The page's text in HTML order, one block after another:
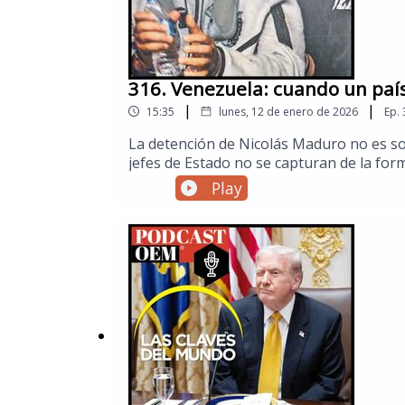
316. Venezuela: cuando un
15:35 | lunes, 12 de enero de 2026 | Ep.
La detención de Nicolás Maduro no es
jefes de Estado no se capturan de la
explicamos qué sucedió, sucede y
sección de Mundo de El Sol de México
Play